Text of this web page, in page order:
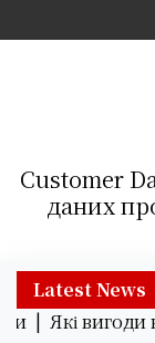
k
Customer
даних
Latest News
| Які вигоди